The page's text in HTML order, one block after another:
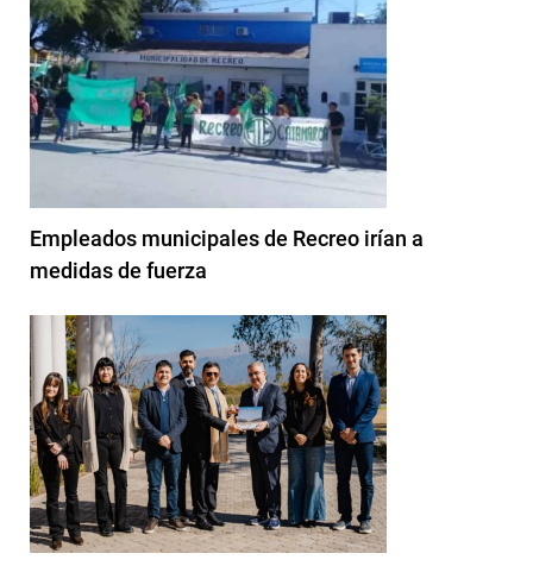
Empleados municipales de Recreo irían a
medidas de fuerza